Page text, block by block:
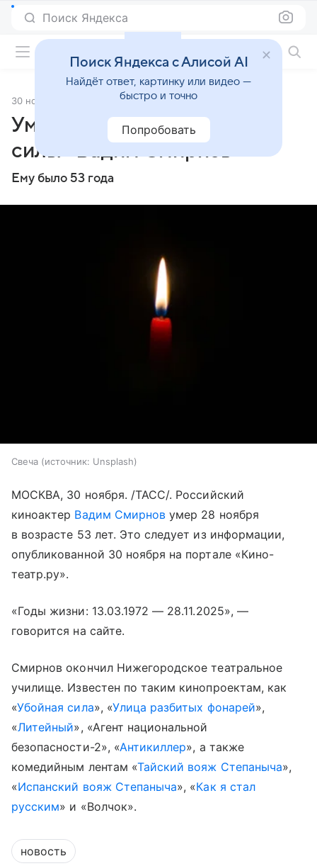
Поиск Яндекса
30 ноября 2025 Источник:ТАСС
Умер актер из «Убойной
силы» Вадим Смирнов
Ему было 53 года
Свеча источник: Unsplash
МОСКВА, 30 ноября. /ТАСС/. Российский
киноактер Вадим Смирнов умер 28 ноября
в возрасте 53 лет. Это следует из информации,
опубликованной 30 ноября на портале «Кино-
театр.ру».
«Годы жизни: 13.03.1972 — 28.11.2025», —
говорится на сайте.
Смирнов окончил Нижегородское театральное
училище. Известен по таким кинопроектам, как
«Убойная сила», «Улица разбитых фонарей»,
«Литейный», «Агент национальной
безопасности-2», «Антикиллер», а также
комедийным лентам «Тайский вояж Степаныча»,
«Испанский вояж Степаныча», «Как я стал
русским» и «Волчок».
новость
Поиск Яндекса с Алисой AI
Найдёт ответ, картинку или видео —
быстро и точно
Попробовать